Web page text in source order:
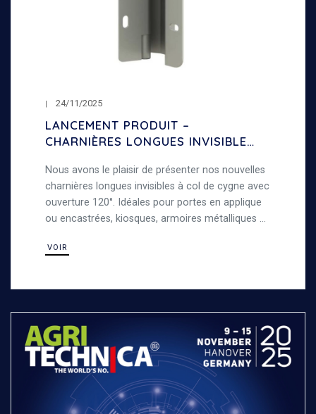
24/11/2025
LANCEMENT PRODUIT –
CHARNIÈRES LONGUES INVISIBLES
120°
Nous avons le plaisir de présenter nos nouvelles
charnières longues invisibles à col de cygne avec
ouverture 120°. Idéales pour portes en applique
ou encastrées, kiosques, armoires métalliques et
polyvalence.
VOIR